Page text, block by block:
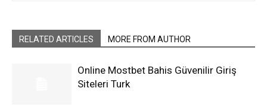
RELATED ARTICLES MORE FROM AUTHOR
Online Mostbet Bahis Güvenilir Giriş
Siteleri Turk